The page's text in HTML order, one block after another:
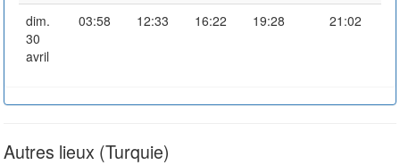
dim.
30
avril
03:58 12:33 16:22 19:28 21:02
Autres lieux (Turquie)